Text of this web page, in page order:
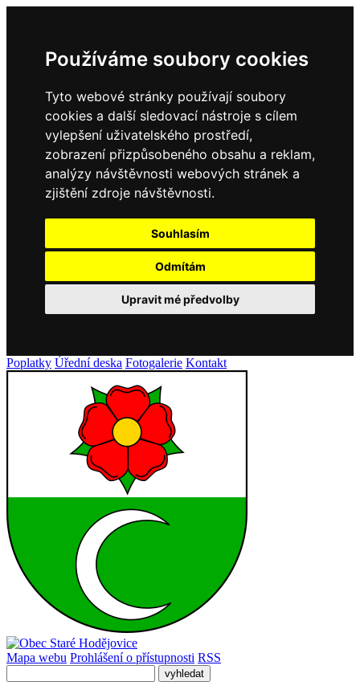
Používáme soubory cookies
Tyto webové stránky používají soubory
cookies a další sledovací nástroje s cílem
vylepšení uživatelského prostředí,
zobrazení přizpůsobeného obsahu a reklam,
analýzy návštěvnosti webových stránek a
zjištění zdroje návštěvnosti.
Souhlasím
Odmítám
Upravit mé předvolby
Poplatky Úřední deska Fotogalerie Kontakt
Mapa webu Prohlášení o přístupnosti RSS